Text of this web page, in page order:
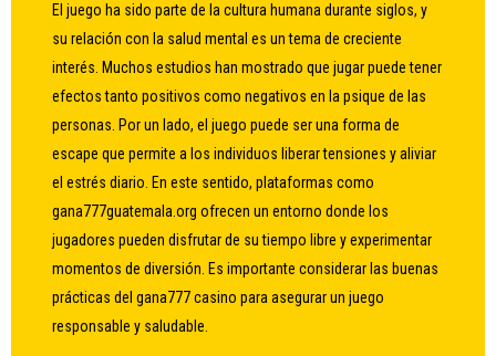
El juego ha sido parte de la cultura humana durante siglos, y
su relación con la salud mental es un tema de creciente
interés. Muchos estudios han mostrado que jugar puede tener
efectos tanto positivos como negativos en la psique de las
personas. Por un lado, el juego puede ser una forma de
escape que permite a los individuos liberar tensiones y aliviar
el estrés diario. En este sentido, plataformas como
gana777guatemala.org ofrecen un entorno donde los
jugadores pueden disfrutar de su tiempo libre y experimentar
momentos de diversión. Es importante considerar las buenas
prácticas del gana777 casino para asegurar un juego
responsable y saludable.